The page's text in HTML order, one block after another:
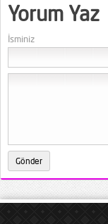
Yorum Yaz
İsminiz